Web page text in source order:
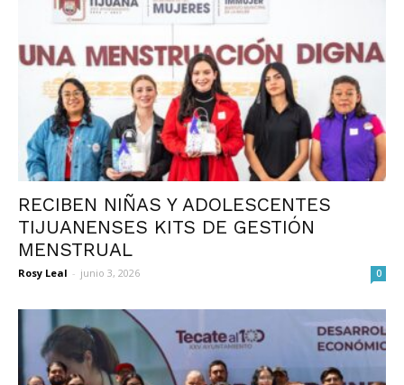
RECIBEN NIÑAS Y ADOLESCENTES
TIJUANENSES KITS DE GESTIÓN
MENSTRUAL
Rosy Leal - junio 3, 2026 0